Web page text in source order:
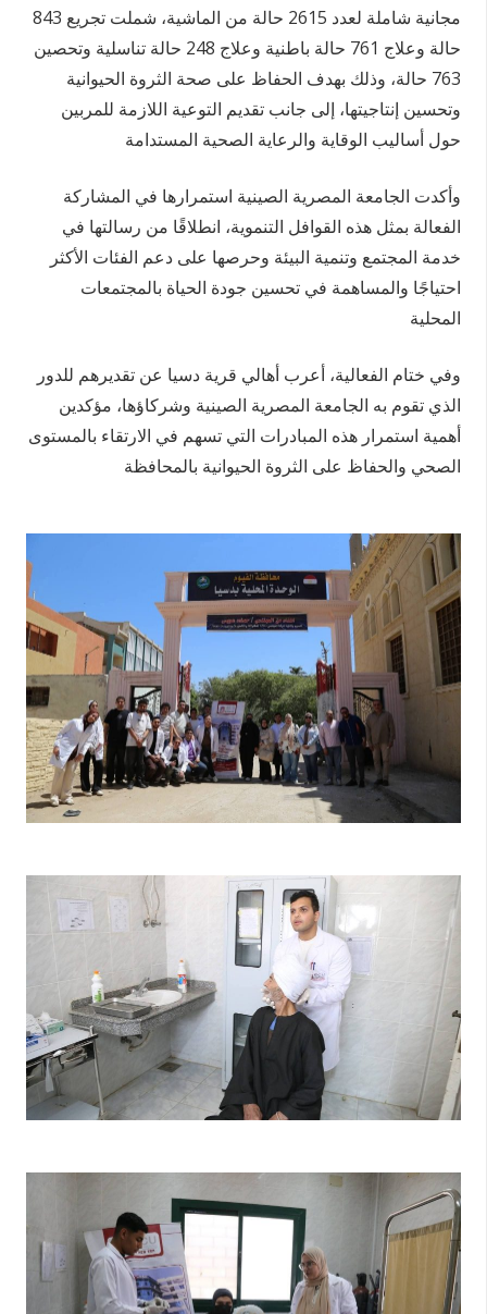
مجانية شاملة لعدد 2615 حالة من الماشية، شملت تجريع 843
حالة وعلاج 761 حالة باطنية وعلاج 248 حالة تناسلية وتحصين
763 حالة، وذلك بهدف الحفاظ على صحة الثروة الحيوانية
وتحسين إنتاجيتها، إلى جانب تقديم التوعية اللازمة للمربين
حول أساليب الوقاية والرعاية الصحية المستدامة
وأكدت الجامعة المصرية الصينية استمرارها في المشاركة
الفعالة بمثل هذه القوافل التنموية، انطلاقًا من رسالتها في
خدمة المجتمع وتنمية البيئة وحرصها على دعم الفئات الأكثر
احتياجًا والمساهمة في تحسين جودة الحياة بالمجتمعات
المحلية
وفي ختام الفعالية، أعرب أهالي قرية دسيا عن تقديرهم للدور
الذي تقوم به الجامعة المصرية الصينية وشركاؤها، مؤكدين
أهمية استمرار هذه المبادرات التي تسهم في الارتقاء بالمستوى
الصحي والحفاظ على الثروة الحيوانية بالمحافظة